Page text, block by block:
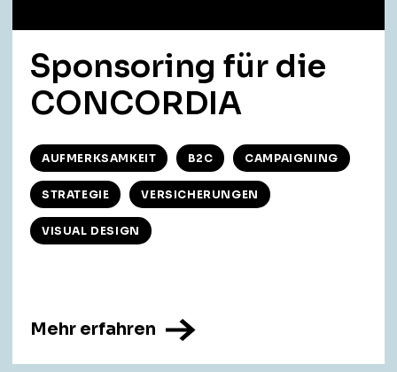
Sponsoring für die
CONCORDIA
AUFMERKSAMKEIT B2C CAMPAIGNING
STRATEGIE VERSICHERUNGEN
VISUAL DESIGN
Mehr erfahren